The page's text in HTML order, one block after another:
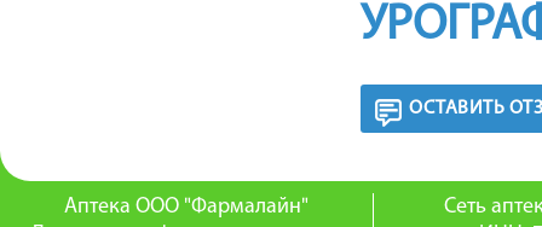
ОСТАВИТЬ
Аптека ООО "Фармалайн"
Сеть